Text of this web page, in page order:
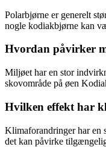
Polarbjørne er generelt
nogle kodiakbjørne kan
Hvordan påvirker
Miljøet har en stor
skovområde på øen
Hvilken effekt har
Klimaforandringer har en
det kan påvirke